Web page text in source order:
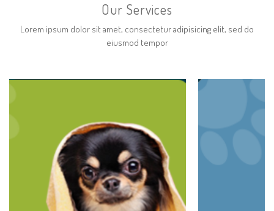
Our Services
Lorem ipsum dolor sit amet, consectetur adipisicing elit, sed do
eiusmod tempor